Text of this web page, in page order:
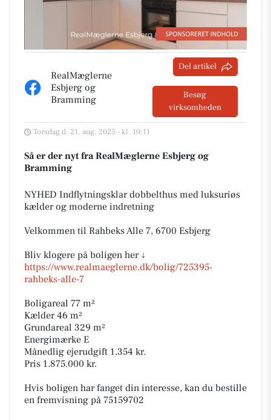
RealMæglerne
Esbjerg og
Bramming
Del artikel
Besøg
virksomheden
Torsdag d. 21. aug. 2025 - kl. 10:11
Så er der nyt fra RealMæglerne Esbjerg og
Bramming
NYHED Indflytningsklar dobbelthus med luksuriøs
kælder og moderne indretning
Velkommen til Rahbeks Alle 7, 6700 Esbjerg
Bliv klogere på boligen her ↓
https://www.realmaeglerne.dk/bolig/725395-
rahbeks-alle-7
Boligareal 77 m²
Kælder 46 m²
Grundareal 329 m²
Energimærke E
Månedlig ejerudgift 1.354 kr.
Pris 1.875.000 kr.
Hvis boligen har fanget din interesse, kan du bestille
en fremvisning på 75159702